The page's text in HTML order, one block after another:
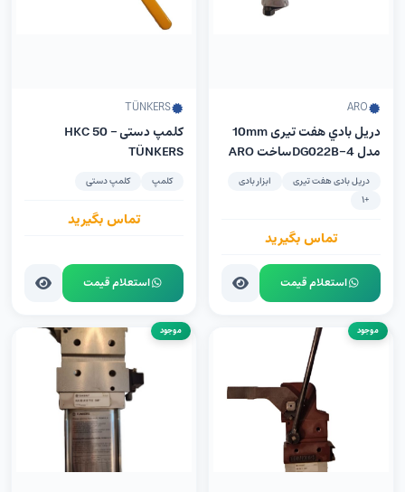
ARO
دريل بادي هفت تیری 10mm
مدل DG022B-4ساخت ARO
دریل بادی هفت تیری
ابزار بادی
+1
تماس بگیرید
استعلام قیمت
TÜNKERS
کلمپ دستی HKC 50 –
TÜNKERS
کلمپ کلمپ دستی
تماس بگیرید
استعلام قیمت
موجود موجود